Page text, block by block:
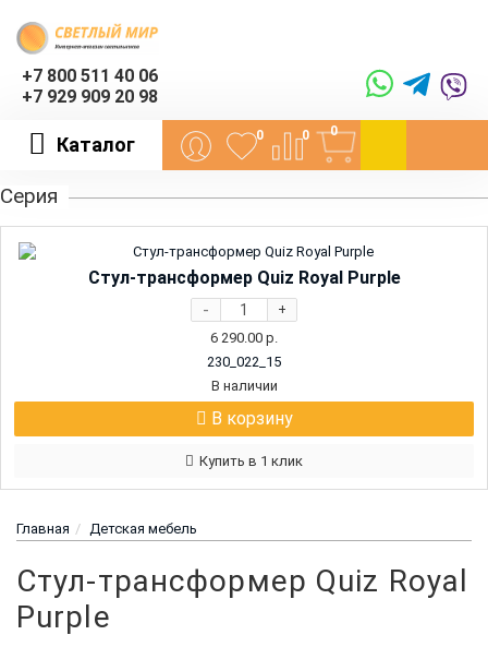
+7 800 511 40 06
+7 929 909 20 98
Каталог 0 0 0
Серия
Стул-трансформер Quiz Royal Purple
- +
6 290.00 р.
230_022_15
В наличии
В корзину
Купить в 1 клик
Главная Детская мебель
Стул-трансформер Quiz Royal
Purple